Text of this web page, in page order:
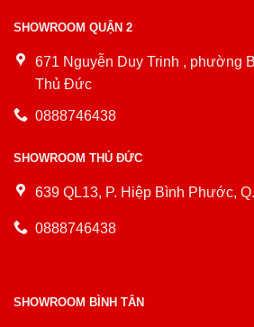
SHOWROOM QUẬN 2
671 Nguyễn Duy Trinh , phường
Thủ Đức
0888746438
SHOWROOM THỦ ĐỨC
639 QL13, P. Hiệp Bình Phước,
0888746438
SHOWROOM BÌNH TÂN